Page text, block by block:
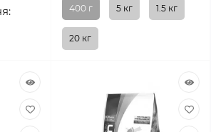
400 г 5 кг 1.5 кг
20 кг